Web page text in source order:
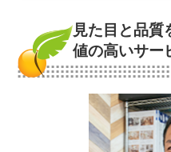
見た目と品質
値の高いサー